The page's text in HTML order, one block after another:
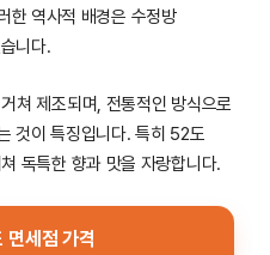
한 역사적 배경은 수정방
니다.
쳐 제조되며, 전통적인 방식으로
것이 특징입니다. 특히 52도
독특한 향과 맛을 자랑합니다.
세점 가격